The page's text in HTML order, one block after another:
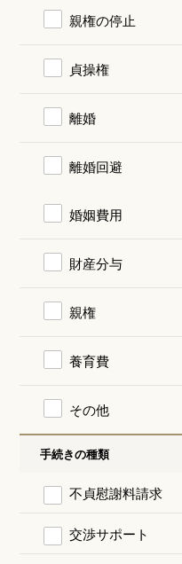
親権の停止
貞操権
離婚
離婚回避
婚姻費用
財産分与
親権
養育費
その他
手続きの種類
不貞慰謝料請求
交渉サポート